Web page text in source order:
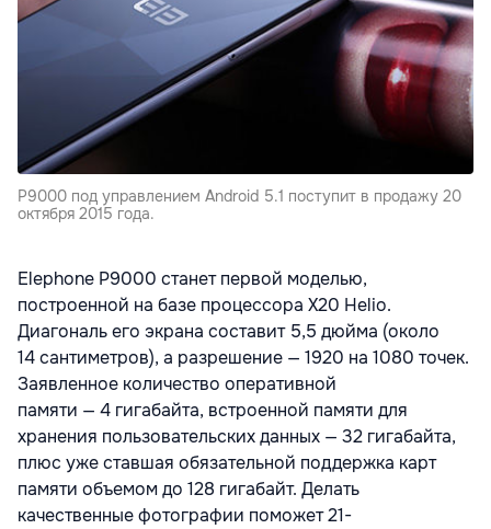
P9000 под управлением Android 5.1 поступит в продажу 20
октября 2015 года.
Elephone P9000 станет первой моделью,
построенной на базе процессора X20 Helio.
Диагональ его экрана составит 5,5 дюйма (около
14 сантиметров), а разрешение — 1920 на 1080 точек.
Заявленное количество оперативной
памяти — 4 гигабайта, встроенной памяти для
хранения пользовательских данных — 32 гигабайта,
плюс уже ставшая обязательной поддержка карт
памяти объемом до 128 гигабайт. Делать
качественные фотографии поможет 21-